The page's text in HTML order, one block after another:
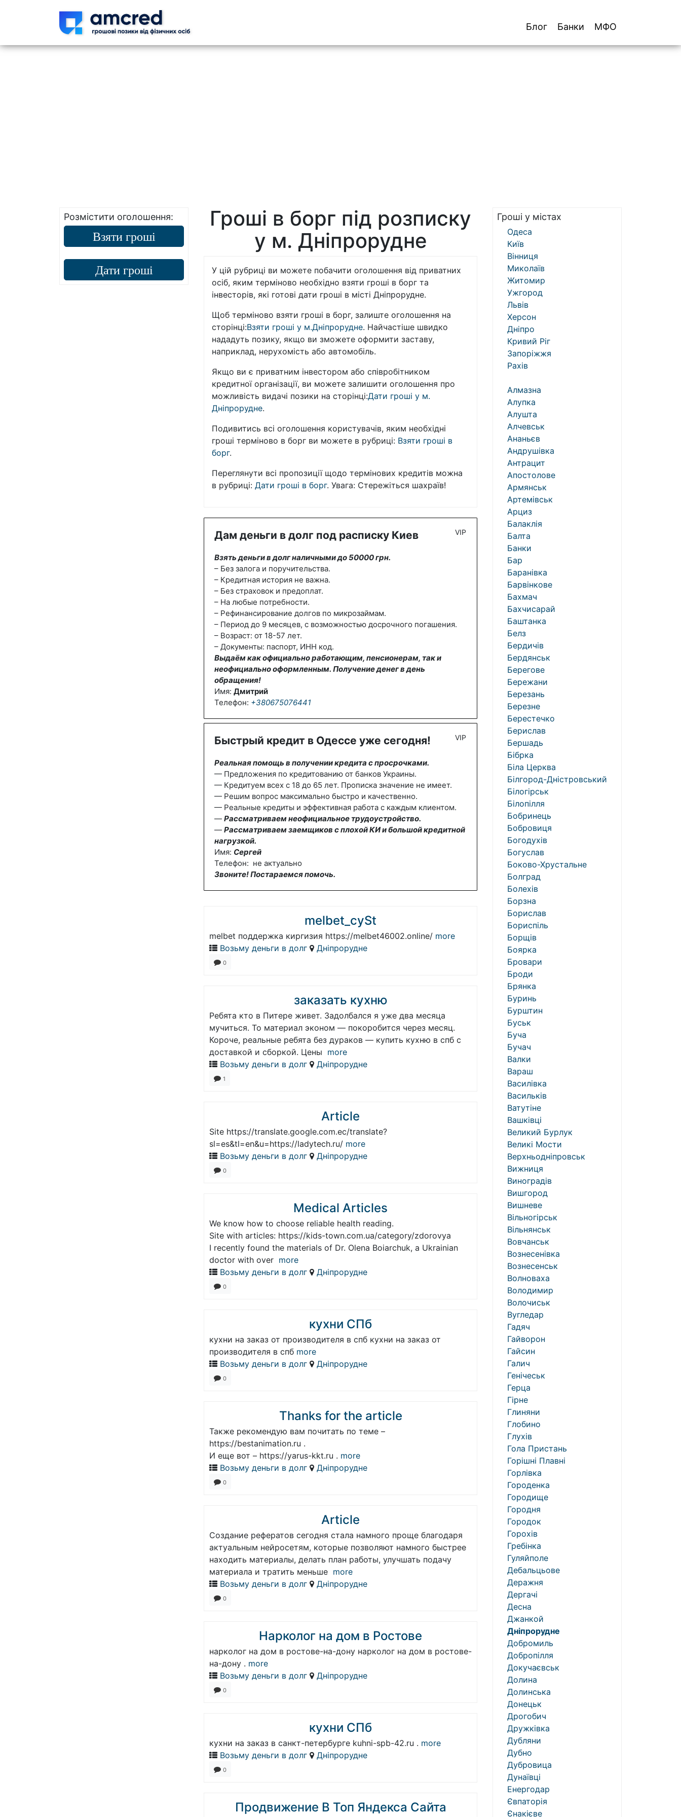
МФО
Банки
Блог
Розмістити оголошення:
Взяти гроші
Дати гроші
Гроші в борг під розписку
у м. Дніпрорудне
У цій рубриці ви можете побачити оголошення від приватних
осіб, яким терміново необхідно взяти гроші в борг та
інвесторів, які готові дати гроші в місті Дніпрорудне.
Щоб терміново взяти гроші в борг, залиште оголошення на
сторінці:Взяти гроші у м.Дніпрорудне. Найчастіше швидко
нададуть позику, якщо ви зможете оформити заставу,
наприклад, нерухомість або автомобіль.
Якщо ви є приватним інвестором або співробітником
кредитної організації, ви можете залишити оголошення про
можливість видачі позики на сторінці:Дати гроші у м.
Дніпрорудне.
Подивитись всі оголошення користувачів, яким необхідні
гроші терміново в борг ви можете в рубриці: Взяти гроші в
борг.
Переглянути всі пропозиції щодо термінових кредитів можна
в рубриці: Дати гроші в борг. Увага: Стережіться шахраїв!
Дам деньги в долг под расписку Киев
Взять деньги в долг наличными до 50000 грн.
– Без залога и поручительства.
– Кредитная история не важна.
– Без страховок и предоплат.
– На любые потребности.
– Рефинансирование долгов по микрозаймам.
– Период до 9 месяцев, с возможностью досрочного погашения.
– Возраст: от 18-57 лет.
– Документы: паспорт, ИНН код.
Выдаём как официально работающим, пенсионерам, так и
неофициально оформленным. Получение денег в день
обращения!
Имя: Дмитрий
Телефон: +380675076441
VIP
Быстрый кредит в Одессе уже сегодня!
Реальная помощь в получении кредита с просрочками.
— Предложения по кредитованию от банков Украины.
— Кредитуем всех с 18 до 65 лет. Прописка значение не имеет.
— Решим вопрос максимально быстро и качественно.
— Реальные кредиты и эффективная работа с каждым клиентом.
— Рассматриваем неофициальное трудоустройство.
— Рассматриваем заемщиков с плохой КИ и большой кредитной
нагрузкой.
Имя: Сергей
Телефон: не актуально
Звоните! Постараемся помочь.
VIP
melbet_cySt
melbet поддержка киргизия https://melbet46002.online/ more
Возьму деньги в долг
Дніпрорудне
0
заказать кухню
Ребята кто в Питере живет. Задолбался я уже два месяца
мучиться. То материал эконом — покоробится через месяц.
Короче, реальные ребята без дураков — купить кухню в спб с
доставкой и сборкой. Цены more
Возьму деньги в долг
Дніпрорудне
1
Article
Site https://translate.google.com.ec/translate?
sl=es&tl=en&u=https://ladytech.ru/ more
Возьму деньги в долг
Дніпрорудне
0
Medical Articles
We know how to choose reliable health reading.
Site with articles: https://kids-town.com.ua/category/zdorovya
I recently found the materials of Dr. Olena Boiarchuk, a Ukrainian
doctor with over more
Возьму деньги в долг
Дніпрорудне
0
кухни СПб
кухни на заказ от производителя в спб кухни на заказ от
производителя в спб more
Возьму деньги в долг
Дніпрорудне
0
Thanks for the article
Также рекомендую вам почитать по теме –
https://bestanimation.ru .
И еще вот – https://yarus-kkt.ru . more
Возьму деньги в долг
Дніпрорудне
0
Article
Создание рефератов сегодня стала намного проще благодаря
актуальным нейросетям, которые позволяют намного быстрее
находить материалы, делать план работы, улучшать подачу
материала и тратить меньше more
Возьму деньги в долг
Дніпрорудне
0
Нарколог на дом в Ростове
нарколог на дом в ростове-на-дону нарколог на дом в ростове-
на-дону . more
Возьму деньги в долг
Дніпрорудне
0
кухни СПб
кухни на заказ в санкт-петербурге kuhni-spb-42.ru . more
Возьму деньги в долг
Дніпрорудне
0
Продвижение В Топ Яндекса Сайта
Гроші у містах
Одеса
Київ
Вінниця
Миколаїв
Житомир
Ужгород
Львів
Херсон
Дніпро
Кривий Ріг
Запоріжжя
Рахів
Алмазна
Алупка
Алушта
Алчевськ
Ананьєв
Андрушівка
Антрацит
Апостолове
Армянськ
Артемівськ
Арциз
Балаклія
Балта
Банки
Бар
Баранівка
Барвінкове
Бахмач
Бахчисарай
Баштанка
Белз
Бердичів
Бердянськ
Берегове
Бережани
Березань
Березне
Берестечко
Берислав
Бершадь
Бібрка
Біла Церква
Білгород-Дністровський
Білогірськ
Білопілля
Бобринець
Бобровиця
Богодухів
Богуслав
Боково-Хрустальне
Болград
Болехів
Борзна
Борислав
Бориспіль
Борщів
Боярка
Бровари
Броди
Брянка
Буринь
Бурштин
Буськ
Буча
Бучач
Валки
Вараш
Василівка
Васильків
Ватутіне
Вашківці
Великий Бурлук
Великі Мости
Верхньодніпровськ
Вижниця
Виноградів
Вишгород
Вишневе
Вільногірськ
Вільнянськ
Вовчанськ
Вознесенівка
Вознесенськ
Волноваха
Володимир
Волочиськ
Вугледар
Гадяч
Гайворон
Гайсин
Галич
Генічеськ
Герца
Гірне
Глиняни
Глобино
Глухів
Гола Пристань
Горішні Плавні
Горлівка
Городенка
Городище
Городня
Городок
Горохів
Гребінка
Гуляйполе
Дебальцьове
Деражня
Дергачі
Десна
Джанкой
Дніпрорудне
Добромиль
Добропілля
Докучаєвськ
Долина
Долинська
Донецьк
Дрогобич
Дружківка
Дубляни
Дубно
Дубровица
Дунаївці
Енергодар
Євпаторія
Єнакієве